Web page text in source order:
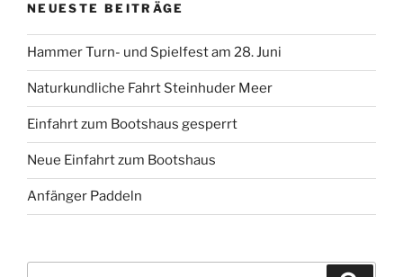
NEUESTE BEITRÄGE
Hammer Turn- und Spielfest am 28. Juni
Naturkundliche Fahrt Steinhuder Meer
Einfahrt zum Bootshaus gesperrt
Neue Einfahrt zum Bootshaus
Anfänger Paddeln